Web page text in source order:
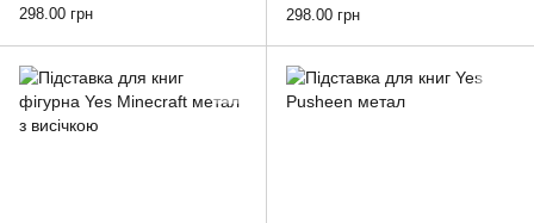
298.00 грн
298.00 грн